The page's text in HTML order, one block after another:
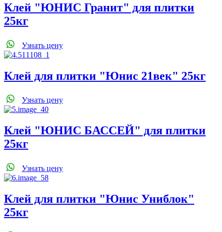
Клей "ЮНИС Гранит" для плитки
25кг
Узнать цену
Клей для плитки "Юнис 21век" 25кг
Узнать цену
Клей "ЮНИС БАССЕЙ" для плитки
25кг
Узнать цену
Клей для плитки "Юнис Униблок"
25кг